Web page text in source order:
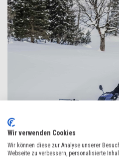
Wir verwenden Cookies
Wir können diese zur Analyse unserer
Webseite zu verbessern, personalisierte